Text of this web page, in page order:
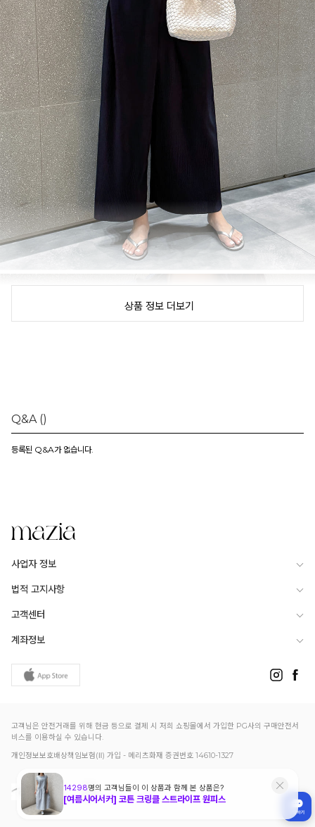
상품 정보 더보기
Q&A ()
등록된 Q&A가 없습니다.
사업자 정보
법적 고지사항
고객센터
계좌정보
고객님은 안전거래를 위해 현금 등으로 결제 시 저희 쇼핑몰에서 가입한 PG사의 구매안전서
비스를 이용하실 수 있습니다.
개인정보보호배상책임보험(Ⅱ) 가입 - 메리츠화재 증권번호 14610-1327